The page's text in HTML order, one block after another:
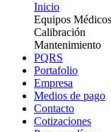
Inicio
Equipos Médicos
Calibración
Mantenimiento
PQRS
Portafolio
Empresa
Medios de pago
Contacto
Cotizaciones